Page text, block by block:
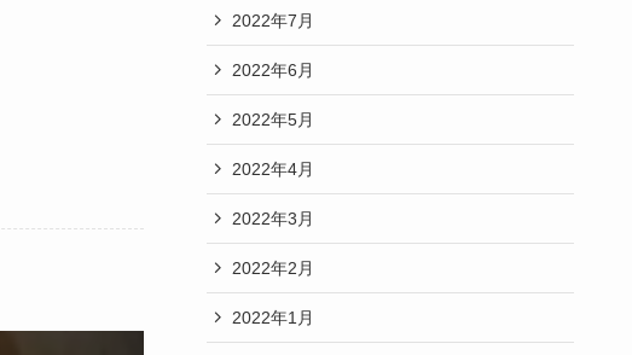
2022年7月
2022年6月
2022年5月
2022年4月
2022年3月
2022年2月
2022年1月